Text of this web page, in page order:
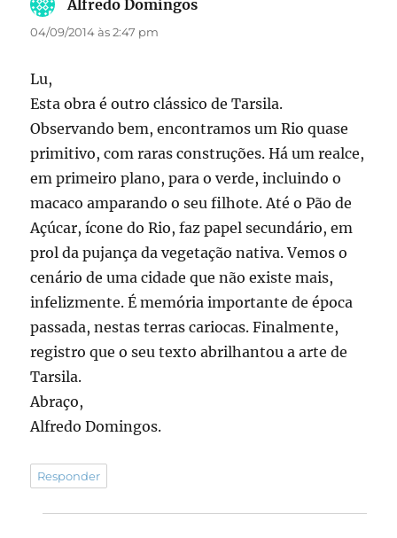
Alfredo Domingos
04/09/2014 às 2:47 pm
Lu,
Esta obra é outro clássico de Tarsila.
Observando bem, encontramos um Rio quase
primitivo, com raras construções. Há um realce,
em primeiro plano, para o verde, incluindo o
macaco amparando o seu filhote. Até o Pão de
Açúcar, ícone do Rio, faz papel secundário, em
prol da pujança da vegetação nativa. Vemos o
cenário de uma cidade que não existe mais,
infelizmente. É memória importante de época
passada, nestas terras cariocas. Finalmente,
registro que o seu texto abrilhantou a arte de
Tarsila.
Abraço,
Alfredo Domingos.
Responder